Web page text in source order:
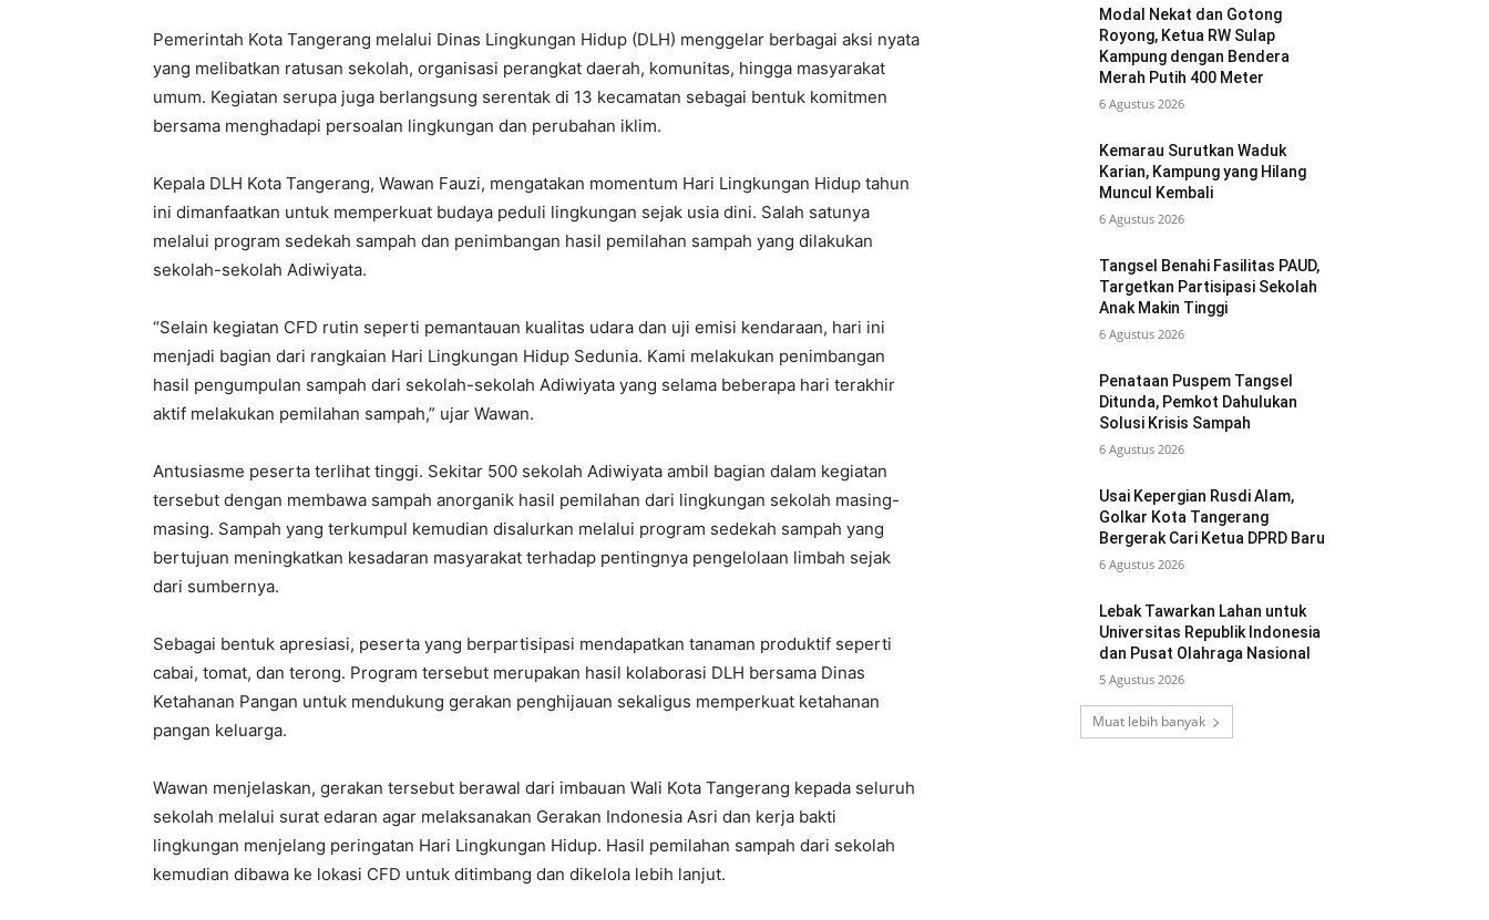
Pemerintah Kota Tangerang melalui Dinas Lingkungan Hidup (DLH) menggelar berbagai aksi nyata
yang melibatkan ratusan sekolah, organisasi perangkat daerah, komunitas, hingga masyarakat
umum. Kegiatan serupa juga berlangsung serentak di 13 kecamatan sebagai bentuk komitmen
bersama menghadapi persoalan lingkungan dan perubahan iklim.
Kepala DLH Kota Tangerang, Wawan Fauzi, mengatakan momentum Hari Lingkungan Hidup tahun
ini dimanfaatkan untuk memperkuat budaya peduli lingkungan sejak usia dini. Salah satunya
melalui program sedekah sampah dan penimbangan hasil pemilahan sampah yang dilakukan
sekolah-sekolah Adiwiyata.
“Selain kegiatan CFD rutin seperti pemantauan kualitas udara dan uji emisi kendaraan, hari ini
menjadi bagian dari rangkaian Hari Lingkungan Hidup Sedunia. Kami melakukan penimbangan
hasil pengumpulan sampah dari sekolah-sekolah Adiwiyata yang selama beberapa hari terakhir
aktif melakukan pemilahan sampah,” ujar Wawan.
Antusiasme peserta terlihat tinggi. Sekitar 500 sekolah Adiwiyata ambil bagian dalam kegiatan
tersebut dengan membawa sampah anorganik hasil pemilahan dari lingkungan sekolah masing-
masing. Sampah yang terkumpul kemudian disalurkan melalui program sedekah sampah yang
bertujuan meningkatkan kesadaran masyarakat terhadap pentingnya pengelolaan limbah sejak
dari sumbernya.
Sebagai bentuk apresiasi, peserta yang berpartisipasi mendapatkan tanaman produktif seperti
cabai, tomat, dan terong. Program tersebut merupakan hasil kolaborasi DLH bersama Dinas
Ketahanan Pangan untuk mendukung gerakan penghijauan sekaligus memperkuat ketahanan
pangan keluarga.
Wawan menjelaskan, gerakan tersebut berawal dari imbauan Wali Kota Tangerang kepada seluruh
sekolah melalui surat edaran agar melaksanakan Gerakan Indonesia Asri dan kerja bakti
lingkungan menjelang peringatan Hari Lingkungan Hidup. Hasil pemilahan sampah dari sekolah
kemudian dibawa ke lokasi CFD untuk ditimbang dan dikelola lebih lanjut.
Modal Nekat dan Gotong
Royong, Ketua RW Sulap
Kampung dengan Bendera
Merah Putih 400 Meter
6 Agustus 2026
Kemarau Surutkan Waduk
Karian, Kampung yang Hilang
Muncul Kembali
6 Agustus 2026
Tangsel Benahi Fasilitas PAUD,
Targetkan Partisipasi Sekolah
Anak Makin Tinggi
6 Agustus 2026
Penataan Puspem Tangsel
Ditunda, Pemkot Dahulukan
Solusi Krisis Sampah
6 Agustus 2026
Usai Kepergian Rusdi Alam,
Golkar Kota Tangerang
Bergerak Cari Ketua DPRD Baru
6 Agustus 2026
Lebak Tawarkan Lahan untuk
Universitas Republik Indonesia
dan Pusat Olahraga Nasional
5 Agustus 2026
Muat lebih banyak